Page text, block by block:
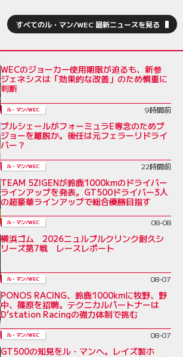
すべてのル・マン/WEC 最新ニュースを見る
WECのジョーカー使用期限が迫るも、新参
ジェネシスは「効果的な改善」のため慎重に
判断
ル・マン/WEC 9時間前
プルシェールがフォーミュラE専念のためプ
ジョーを離脱か。後任は元フェラーリドライ
バー？
ル・マン/WEC 22時間前
TEAM 5ZIGENが鈴鹿1000kmのドライバー
ラインアップを発表。GT500ドライバー3人
の超豪華ラインアップで総合優勝目指す
ル・マン/WEC 08-08
横浜ゴム 2026ニュルブルクリンク耐久シ
リーズ第7戦 レースレポート
ル・マン/WEC 08-07
PONOS RACING、鈴鹿1000kmに牧野、野
中、篠原を招聘。テクニカルパートナーは
D’station Racingの強力体制で挑む
ル・マン/WEC 08-07
GT500の知見をル・マンへ。レイズ製ホ